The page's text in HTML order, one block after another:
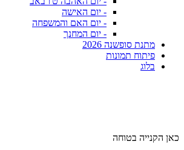
- יום האישה
- יום האם והמשפחה
- יום המחנך
מתנת סופשנה 2026
פיתוח תמונות
בלוג
כאן הקנייה בטוחה